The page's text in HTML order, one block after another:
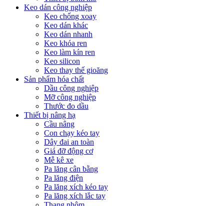
Keo dán công nghiệp
Keo chống xoay
Keo dán khác
Keo dán nhanh
Keo khóa ren
Keo làm kín ren
Keo silicon
Keo thay thế gioăng
Sản phẩm hóa chất
Dầu công nghiệp
Mỡ công nghiệp
Thước đo dầu
Thiết bị nâng hạ
Cầu nâng
Con chạy kéo tay
Dây đai an toàn
Giá đỡ động cơ
Mễ kê xe
Pa lăng cân bằng
Pa lăng điện
Pa lăng xích kéo tay
Pa lăng xích lắc tay